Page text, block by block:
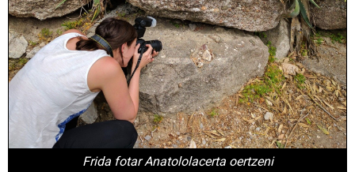
Frida fotar Anatololacerta oertzeni